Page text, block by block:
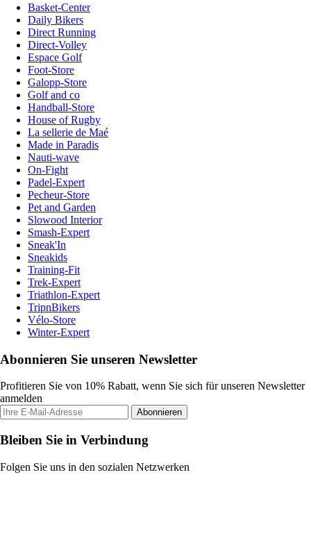
Basket-Center
Daily Bikers
Direct Running
Direct-Volley
Espace Golf
Foot-Store
Galopp-Store
Golf and co
Handball-Store
House of Rugby
La sellerie de Maé
Made in Paradis
Nauti-wave
On-Fight
Padel-Expert
Pecheur-Store
Pet and Garden
Slowood Interior
Smash-Expert
Sneak'In
Sneakids
Training-Fit
Trek-Expert
Triathlon-Expert
TripnBikers
Vélo-Store
Winter-Expert
Abonnieren Sie unseren Newsletter
Profitieren Sie von 10% Rabatt, wenn Sie sich für unseren Newsletter
anmelden
Abonnieren
Bleiben Sie in Verbindung
Folgen Sie uns in den sozialen Netzwerken